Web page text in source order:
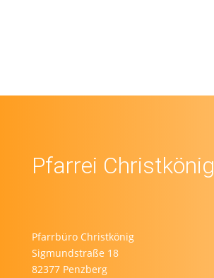
Pfarrei Christkönig
Pfarrbüro Christkönig
Sigmundstraße 18
82377 Penzberg